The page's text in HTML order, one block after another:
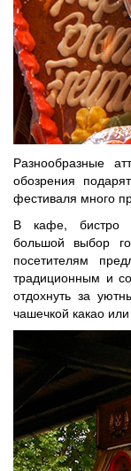
Разнообразные
обозрения
фестиваля много
В кафе, бистро
большой выбор
посетителям
традиционным и
отдохнуть за
чашечкой какао